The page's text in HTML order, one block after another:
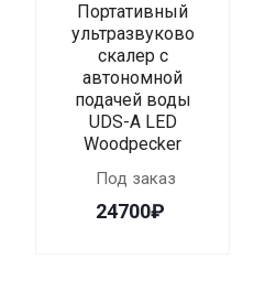
Портативный
ультразвуковой
скалер с
автономной
подачей воды
UDS-A LED
Woodpecker
Под заказ
24700₽